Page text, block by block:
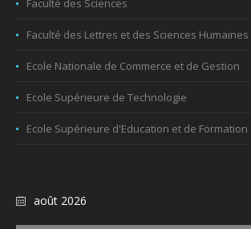
Faculté des Sciences
Faculté des Lettres et des Sciences Humaines
Ecole Nationale de Commerce et de Gestion
Ecole Supérieure de Technologie
Ecole Supérieure d'Education et de Formation
août 2026